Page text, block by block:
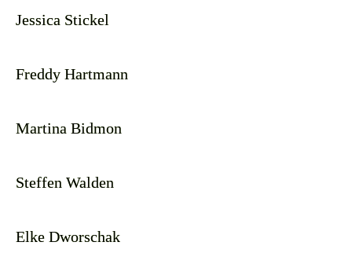
Jessica Stickel
Freddy Hartmann
Martina Bidmon
Steffen Walden
Elke Dworschak